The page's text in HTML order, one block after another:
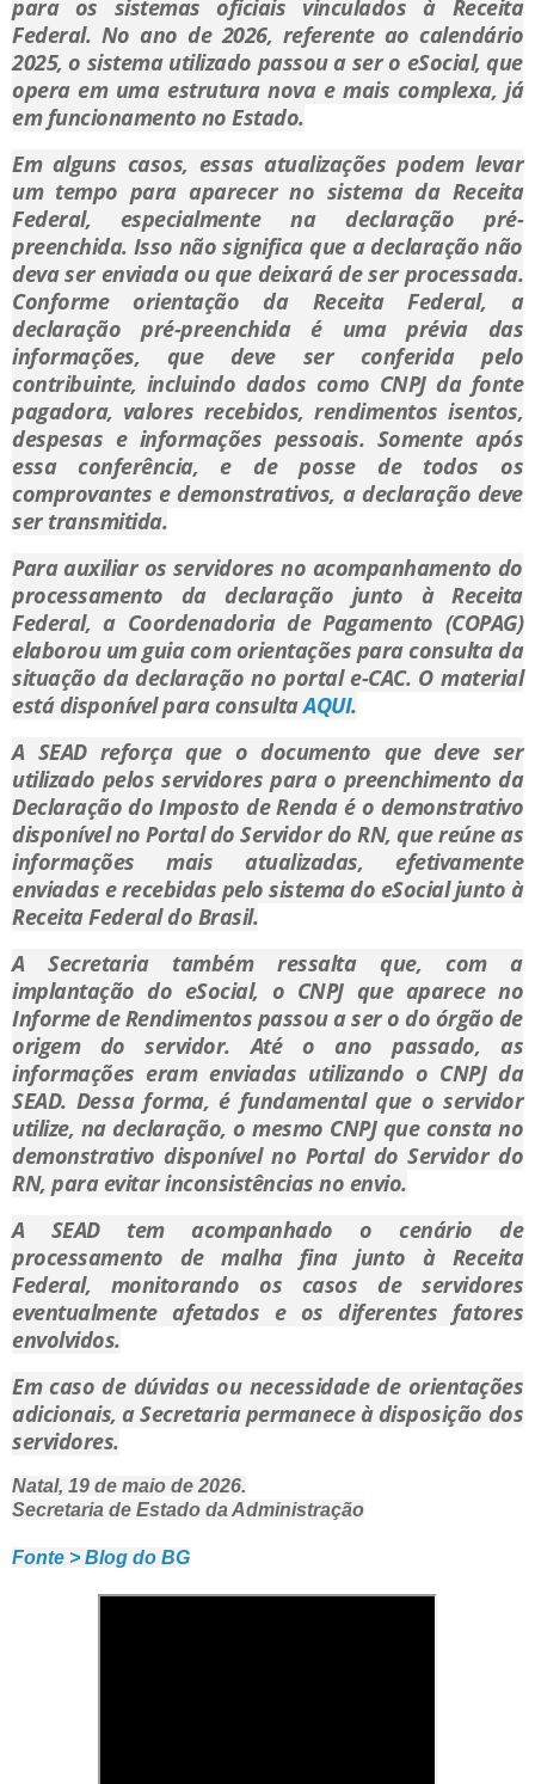
para os sistemas oficiais vinculados à Receita
Federal. No ano de 2026, referente ao calendário
2025, o sistema utilizado passou a ser o eSocial, que
opera em uma estrutura nova e mais complexa, já
em funcionamento no Estado.
Em alguns casos, essas atualizações podem levar
um tempo para aparecer no sistema da Receita
Federal, especialmente na declaração pré-
preenchida. Isso não significa que a declaração não
deva ser enviada ou que deixará de ser processada.
Conforme orientação da Receita Federal, a
declaração pré-preenchida é uma prévia das
informações, que deve ser conferida pelo
contribuinte, incluindo dados como CNPJ da fonte
pagadora, valores recebidos, rendimentos isentos,
despesas e informações pessoais. Somente após
essa conferência, e de posse de todos os
comprovantes e demonstrativos, a declaração deve
ser transmitida.
Para auxiliar os servidores no acompanhamento do
processamento da declaração junto à Receita
Federal, a Coordenadoria de Pagamento (COPAG)
elaborou um guia com orientações para consulta da
situação da declaração no portal e-CAC. O material
está disponível para consultaAQUI.
A SEAD reforça que o documento que deve ser
utilizado pelos servidores para o preenchimento da
Declaração do Imposto de Renda é o demonstrativo
disponível no Portal do Servidor do RN, que reúne as
informações mais atualizadas, efetivamente
enviadas e recebidas pelo sistema do eSocial junto à
Receita Federal do Brasil.
A Secretaria também ressalta que, com a
implantação do eSocial, o CNPJ que aparece no
Informe de Rendimentos passou a ser o do órgão de
origem do servidor. Até o ano passado, as
informações eram enviadas utilizando o CNPJ da
SEAD. Dessa forma, é fundamental que o servidor
utilize, na declaração, o mesmo CNPJ que consta no
demonstrativo disponível no Portal do Servidor do
RN, para evitar inconsistências no envio.
A SEAD tem acompanhado o cenário de
processamento de malha fina junto à Receita
Federal, monitorando os casos de servidores
eventualmente afetados e os diferentes fatores
envolvidos.
Em caso de dúvidas ou necessidade de orientações
adicionais, a Secretaria permanece à disposição dos
servidores.
Natal, 19 de maio de 2026.
Secretaria de Estado da Administração
Fonte > Blog do BG